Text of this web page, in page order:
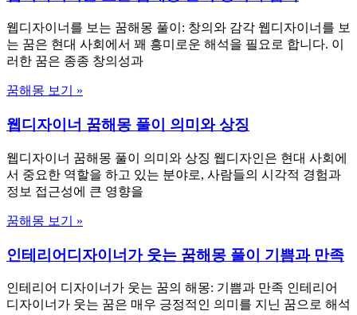
웹디자이너를 보는 꿈해몽 풀이: 창의와 감각 웹디자이너를 보
는 꿈은 현대 사회에서 꽤 흥미로운 해석을 필요로 합니다. 이
러한 꿈은 종종 창의성과
꿈해몽 보기 »
웹디자이너 꿈해몽 풀이 의미와 상징
웹디자이너 꿈해몽 풀이 의미와 상징 웹디자인은 현대 사회에
서 중요한 역할을 하고 있는 분야로, 사람들의 시각적 경험과
정보 접근성에 큰 영향을
꿈해몽 보기 »
인테리어디자이너가 웃는 꿈해몽 풀이 기쁨과 만족
인테리어 디자이너가 웃는 꿈의 해몽: 기쁨과 만족 인테리어
디자이너가 웃는 꿈은 매우 긍정적인 의미를 지닌 꿈으로 해석